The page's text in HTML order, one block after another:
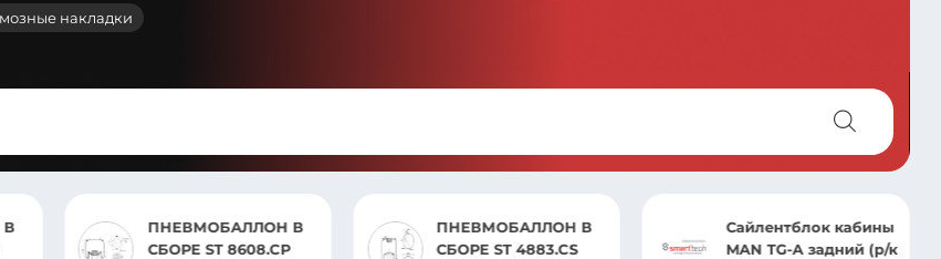
накладки
ПНЕВМОБАЛЛОН В
СБОРЕ ST 8608.CP
ПНЕВМОБАЛЛОН В
СБОРЕ ST 4883.CS
Сайлентблок кабины
MAN TG-A задний (р/к